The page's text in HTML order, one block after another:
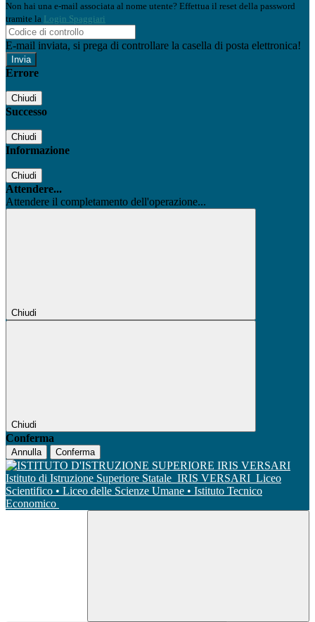
Non hai una e-mail associata al nome utente? Effettua il reset della password
tramite la Login Spaggiari
E-mail inviata, si prega di controllare la casella di posta elettronica!
Errore
Chiudi
Successo
Chiudi
Informazione
Chiudi
Attendere...
Attendere il completamento dell'operazione...
Chiudi
Chiudi
Conferma
Annulla Conferma
Istituto di Istruzione Superiore Statale IRIS VERSARI Liceo
Scientifico • Liceo delle Scienze Umane • Istituto Tecnico
Economico